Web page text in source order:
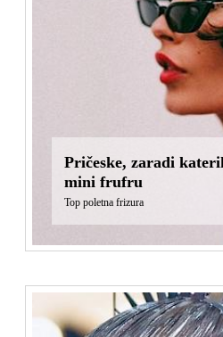
Pričeske, zaradi
mini frufru
Top poletna frizura